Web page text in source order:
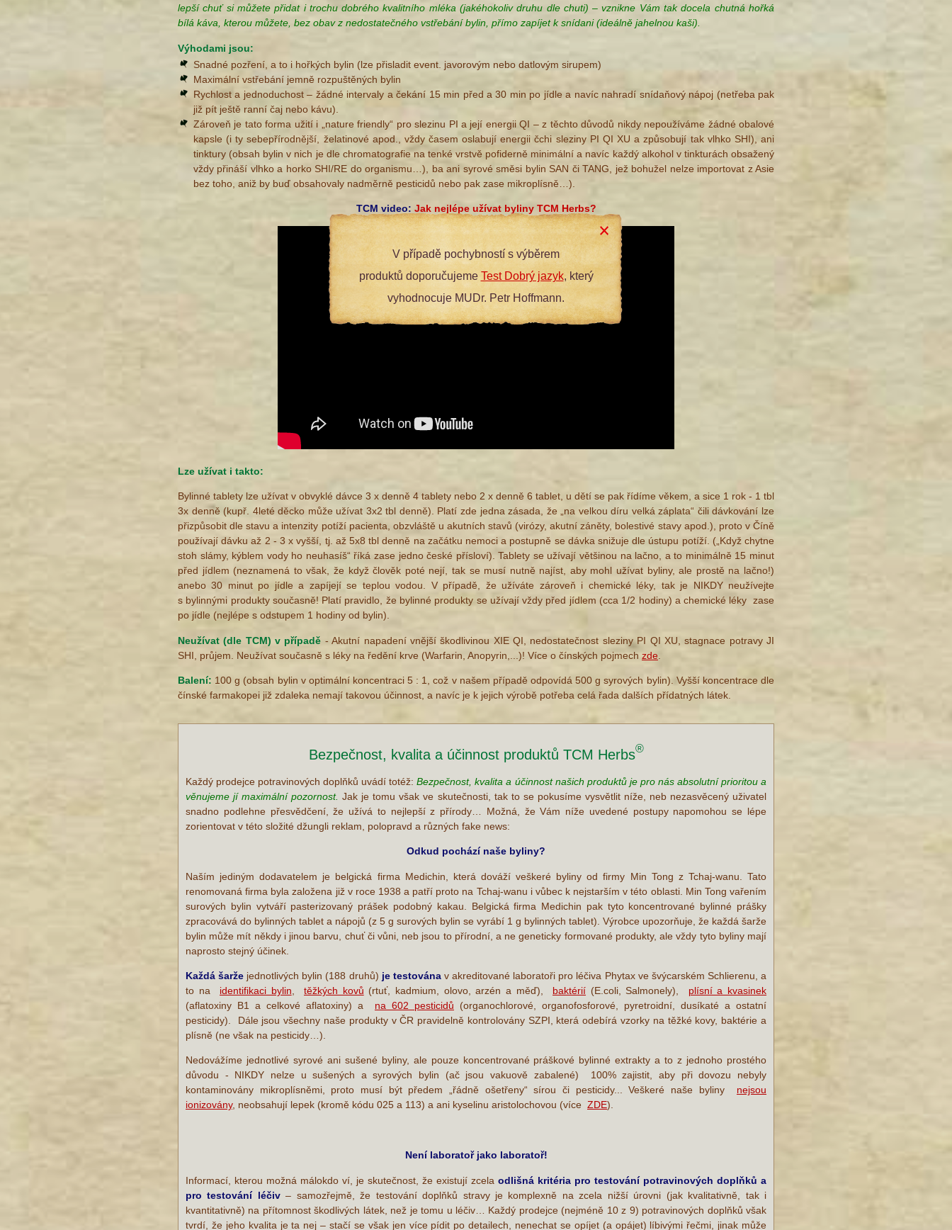
lepší chuť si můžete přidat i trochu dobrého kvalitního mléka (jakéhokoliv druhu dle chuti) – vznikne Vám tak docela chutná hořká
bílá káva, kterou můžete, bez obav z nedostatečného vstřebání bylin, přímo zapíjet k snídani (ideálně jahelnou kaši).
Výhodami jsou:
Snadné pozření, a to i hořkých bylin (lze přisladit event. javorovým nebo datlovým sirupem)
Maximální vstřebání jemně rozpuštěných bylin
Rychlost a jednoduchost – žádné intervaly a čekání 15 min před a 30 min po jídle a navíc nahradí snídaňový nápoj (netřeba pak
již pít ještě ranní čaj nebo kávu).
Zároveň je tato forma užití i „nature friendly“ pro slezinu PI a její energii QI – z těchto důvodů nikdy nepoužíváme žádné obalové
kapsle (i ty sebepřírodnější, želatinové apod., vždy časem oslabují energii čchi sleziny PI QI XU a způsobují tak vlhko SHI), ani
tinktury (obsah bylin v nich je dle chromatografie na tenké vrstvě pofiderně minimální a navíc každý alkohol v tinkturách obsažený
vždy přináší vlhko a horko SHI/RE do organismu…), ba ani syrové směsi bylin SAN či TANG, jež bohužel nelze importovat z Asie
bez toho, aniž by buď obsahovaly nadměrně pesticidů nebo pak zase mikroplísně…).
TCM video: Jak nejlépe užívat byliny TCM Herbs?
Lze užívat i takto:
Bylinné tablety lze užívat v obvyklé dávce 3 x denně 4 tablety nebo 2 x denně 6 tablet, u dětí se pak řídíme věkem, a sice 1 rok - 1 tbl
3x denně (kupř. 4leté děcko může užívat 3x2 tbl denně). Platí zde jedna zásada, že „na velkou díru velká záplata“ čili dávkování lze
přizpůsobit dle stavu a intenzity potíží pacienta, obzvláště u akutních stavů (virózy, akutní záněty, bolestivé stavy apod.), proto v Číně
používají dávku až 2 - 3 x vyšší, tj. až 5x8 tbl denně na začátku nemoci a postupně se dávka snižuje dle ústupu potíží. („Když chytne
stoh slámy, kýblem vody ho neuhasíš“ říká zase jedno české přísloví). Tablety se užívají většinou na lačno, a to minimálně 15 minut
před jídlem (neznamená to však, že když člověk poté nejí, tak se musí nutně najíst, aby mohl užívat byliny, ale prostě na lačno!)
anebo 30 minut po jídle a zapíjejí se teplou vodou. V případě, že užíváte zároveň i chemické léky, tak je NIKDY neužívejte
s bylinnými produkty současně! Platí pravidlo, že bylinné produkty se užívají vždy před jídlem (cca 1/2 hodiny) a chemické léky zase
po jídle (nejlépe s odstupem 1 hodiny od bylin).
Neužívat (dle TCM) v případě - Akutní napadení vnější škodlivinou XIE QI, nedostatečnost sleziny PI QI XU, stagnace potravy JI
SHI, průjem. Neužívat současně s léky na ředění krve (Warfarin, Anopyrin,...)! Více o čínských pojmech zde
Balení: 100 g (obsah bylin v optimální koncentraci 5 : 1, což v našem případě odpovídá 500 g syrových bylin). Vyšší koncentrace dle
čínské farmakopei již zdaleka nemají takovou účinnost, a navíc je k jejich výrobě potřeba celá řada dalších přídatných látek.
Bezpečnost, kvalita a účinnost produktů TCM Herbs®
Každý prodejce potravinových doplňků uvádí totéž:Bezpečnost, kvalita a účinnost našich produktů je pro nás absolutní prioritou a
věnujeme jí maximální pozornost.Jak je tomu však ve skutečnosti, tak to se pokusíme vysvětlit níže, neb nezasvěcený uživatel
snadno podlehne přesvědčení, že užívá to nejlepší z přírody… Možná, že Vám níže uvedené postupy napomohou se lépe
zorientovat v této složité džungli reklam, polopravd a různých fake news:
Odkud pochází naše byliny?
Naším jediným dodavatelem je belgická firma Medichin, která dováží veškeré byliny od firmy Min Tong z Tchaj-wanu. Tato
renomovaná firma byla založena již v roce 1938 a patří proto na Tchaj-wanu i vůbec k nejstarším v této oblasti. Min Tong vařením
surových bylin vytváří pasterizovaný prášek podobný kakau. Belgická firma Medichin pak tyto koncentrované bylinné prášky
zpracovává do bylinných tablet a nápojů (z 5 g surových bylin se vyrábí 1 g bylinných tablet). Výrobce upozorňuje, že každá šarže
bylin může mít někdy i jinou barvu, chuť či vůni, neb jsou to přírodní, a ne geneticky formované produkty, ale vždy tyto byliny mají
naprosto stejný účinek.
Každá šarže jednotlivých bylin (188 druhů) je testovánav akreditované laboratoři pro léčiva Phytax ve švýcarském Schlierenu, a
to na identifikaci bylin ,těžkých kovů (rtuť, kadmium, olovo, arzén a měď), baktérií (E.coli, Salmonely), plísní a kvasinek
(aflatoxiny B1 a celkové aflatoxiny) a na 602 pesticidů (organochlorové, organofosforové, pyretroidní, dusíkaté a ostatní
pesticidy). Dále jsou všechny naše produkty v ČR pravidelně kontrolovány SZPI, která odebírá vzorky na těžké kovy, baktérie a
plísně (ne však na pesticidy…).
Nedovážíme jednotlivé syrové ani sušené byliny, ale pouze koncentrované práškové bylinné extrakty a to z jednoho prostého
důvodu - NIKDY nelze u sušených a syrových bylin (ač jsou vakuově zabalené) 100% zajistit, aby při dovozu nebyly
kontaminovány mikroplísněmi, proto musí být předem „řádně ošetřeny“ sírou či pesticidy... Veškeré naše byliny nejsou
ionizovány, neobsahují lepek (kromě kódu 025 a 113) a ani kyselinu aristolochovou (více ZDE).
Není laboratoř jako laboratoř!
Informací, kterou možná málokdo ví, je skutečnost, že existují zcela odlišná kritéria pro testování potravinových doplňků a
pro testování léčiv – samozřejmě, že testování doplňků stravy je komplexně na zcela nižší úrovni (jak kvalitativně, tak i
kvantitativně) na přítomnost škodlivých látek, než je tomu u léčiv… Každý prodejce (nejméně 10 z 9) potravinových doplňků však
tvrdí, že jeho kvalita je ta nej – stačí se však jen více pídit po detailech, nenechat se opíjet (a opájet) líbivými řečmi, jinak může
V případě pochybností s výběrem
produktů doporučujeme Test Dobrý jazyk, který
vyhodnocuje MUDr. Petr Hoffmann.